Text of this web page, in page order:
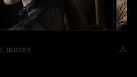
шитво Art